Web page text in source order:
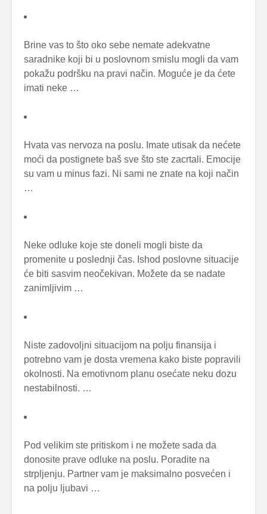
Brine vas to što oko sebe nemate adekvatne
saradnike koji bi u poslovnom smislu mogli da vam
pokažu podršku na pravi način. Moguće je da ćete
imati neke …
Hvata vas nervoza na poslu. Imate utisak da nećete
moći da postignete baš sve što ste zacrtali. Emocije
su vam u minus fazi. Ni sami ne znate na koji način
…
Neke odluke koje ste doneli mogli biste da
promenite u poslednji čas. Ishod poslovne situacije
će biti sasvim neočekivan. Možete da se nadate
zanimljivim …
Niste zadovoljni situacijom na polju finansija i
potrebno vam je dosta vremena kako biste popravili
okolnosti. Na emotivnom planu osećate neku dozu
nestabilnosti. …
Pod velikim ste pritiskom i ne možete sada da
donosite prave odluke na poslu. Poradite na
strpljenju. Partner vam je maksimalno posvećen i
na polju ljubavi …